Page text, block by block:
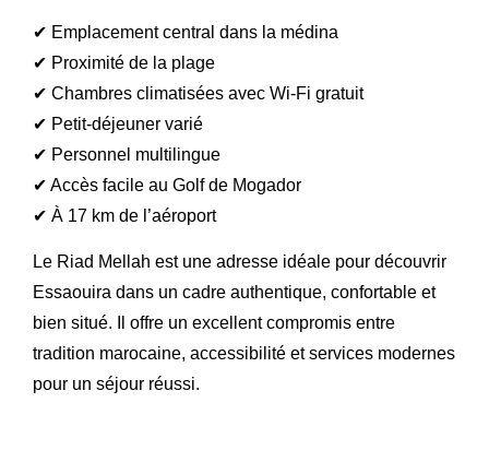
✔ Emplacement central dans la médina
✔ Proximité de la plage
✔ Chambres climatisées avec Wi-Fi gratuit
✔ Petit-déjeuner varié
✔ Personnel multilingue
✔ Accès facile au Golf de Mogador
✔ À 17 km de l’aéroport
Le Riad Mellah est une adresse idéale pour découvrir
Essaouira dans un cadre authentique, confortable et
bien situé. Il offre un excellent compromis entre
tradition marocaine, accessibilité et services modernes
pour un séjour réussi.